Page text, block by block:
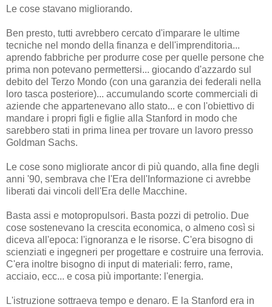
Le cose stavano migliorando.
Ben presto, tutti avrebbero cercato d'imparare le ultime
tecniche nel mondo della finanza e dell'imprenditoria...
aprendo fabbriche per produrre cose per quelle persone che
prima non potevano permettersi... giocando d'azzardo sul
debito del Terzo Mondo (con una garanzia dei federali nella
loro tasca posteriore)... accumulando scorte commerciali di
aziende che appartenevano allo stato... e con l'obiettivo di
mandare i propri figli e figlie alla Stanford in modo che
sarebbero stati in prima linea per trovare un lavoro presso
Goldman Sachs.
Le cose sono migliorate ancor di più quando, alla fine degli
anni '90, sembrava che l'Era dell'Informazione ci avrebbe
liberati dai vincoli dell'Era delle Macchine.
Basta assi e motopropulsori. Basta pozzi di petrolio. Due
cose sostenevano la crescita economica, o almeno così si
diceva all'epoca: l'ignoranza e le risorse. C'era bisogno di
scienziati e ingegneri per progettare e costruire una ferrovia.
C'era inoltre bisogno di input di materiali: ferro, rame,
acciaio, ecc... e cosa più importante: l'energia.
L'istruzione sottraeva tempo e denaro. E la Stanford era in